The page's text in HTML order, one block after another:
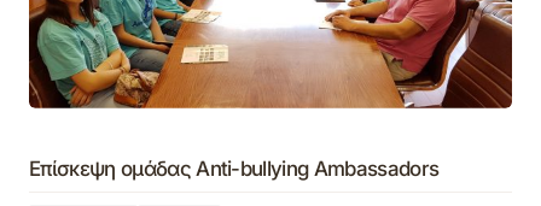
Επίσκεψη ομάδας Anti-bullying Ambassadors